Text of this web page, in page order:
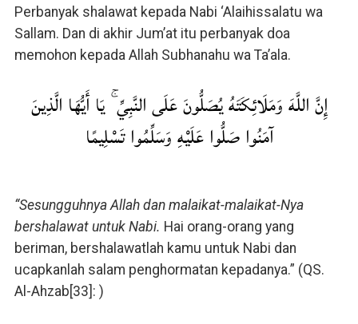
Perbanyak shalawat kepada Nabi ‘Alaihissalatu wa
Sallam. Dan di akhir Jum’at itu perbanyak doa
memohon kepada Allah Subhanahu wa Ta’ala.
إِنَّ اللَّهَ وَمَلَائِكَتَهُ يُصَلُّونَ عَلَى النَّبِيِّ ۚ يَا أَيُّهَا الَّذِينَ
آمَنُوا صَلُّوا عَلَيْهِ وَسَلِّمُوا تَسْلِيمًا
“Sesungguhnya Allah dan malaikat-malaikat-Nya
bershalawat untuk Nabi. Hai orang-orang yang
beriman, bershalawatlah kamu untuk Nabi dan
ucapkanlah salam penghormatan kepadanya.” (QS.
Al-Ahzab[33]: )